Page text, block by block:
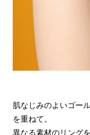
肌なじみのよいゴー
を重ねて。